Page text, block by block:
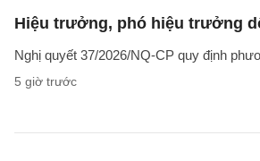
Hiệu trưởng, phó hiệu trưởng
Nghị quyết 37/2026/NQ-CP quy định
5 giờ trước